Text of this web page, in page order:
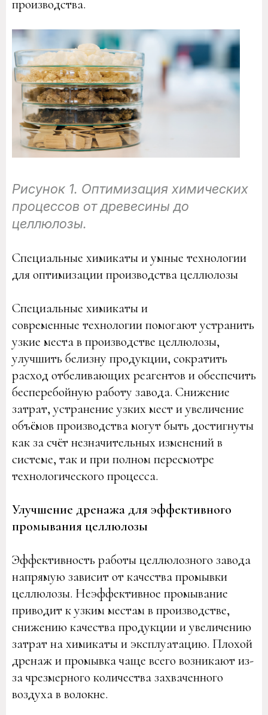
производства.
Рисунок 1. Оптимизация химических
процессов от древесины до
целлюлозы.
Специальные химикаты и умные технологии
для оптимизации производства целлюлозы
Специальные химикаты и
современные технологии помогают устранить
узкие места в производстве целлюлозы,
улучшить белизну продукции, сократить
расход отбеливающих реагентов и обеспечить
бесперебойную работу завода. Снижение
затрат, устранение узких мест и увеличение
объёмов производства могут быть достигнуты
как за счёт незначительных изменений в
системе, так и при полном пересмотре
технологического процесса.
Улучшение дренажа для эффективного
промывания целлюлозы
Эффективность работы целлюлозного завода
напрямую зависит от качества промывки
целлюлозы. Неэффективное промывание
приводит к узким местам в производстве,
снижению качества продукции и увеличению
затрат на химикаты и эксплуатацию. Плохой
дренаж и промывка чаще всего возникают из-
за чрезмерного количества захваченного
воздуха в волокне.